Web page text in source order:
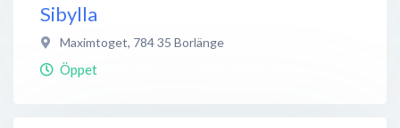
Sibylla
Maximtoget, 784 35 Borlänge
Öppet